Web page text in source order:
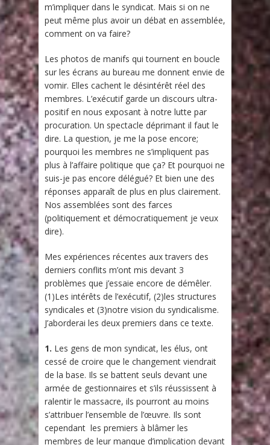
m’impliquer dans le syndicat. Mais si on ne
peut même plus avoir un débat en assemblée,
comment on va faire?
Les photos de manifs qui tournent en boucle
sur les écrans au bureau me donnent envie de
vomir. Elles cachent le désintérêt réel des
membres. L’exécutif garde un discours ultra-
positif en nous exposant à notre lutte par
procuration. Un spectacle déprimant il faut le
dire. La question, je me la pose encore;
pourquoi les membres ne s’impliquent pas
plus à l’affaire politique que ça? Et pourquoi ne
suis-je pas encore délégué? Et bien une des
réponses apparaît de plus en plus clairement.
Nos assemblées sont des farces
(politiquement et démocratiquement je veux
dire).
Mes expériences récentes aux travers des
derniers conflits m’ont mis devant 3
problèmes que j’essaie encore de démêler.
(1)Les intérêts de l’exécutif, (2)les structures
syndicales et (3)notre vision du syndicalisme.
J’aborderai les deux premiers dans ce texte.
1. Les gens de mon syndicat, les élus, ont
cessé de croire que le changement viendrait
de la base. Ils se battent seuls devant une
armée de gestionnaires et s’ils réussissent à
ralentir le massacre, ils pourront au moins
s’attribuer l’ensemble de l’œuvre. Ils sont
cependant les premiers à blâmer les
membres de leur manque d’implication devant